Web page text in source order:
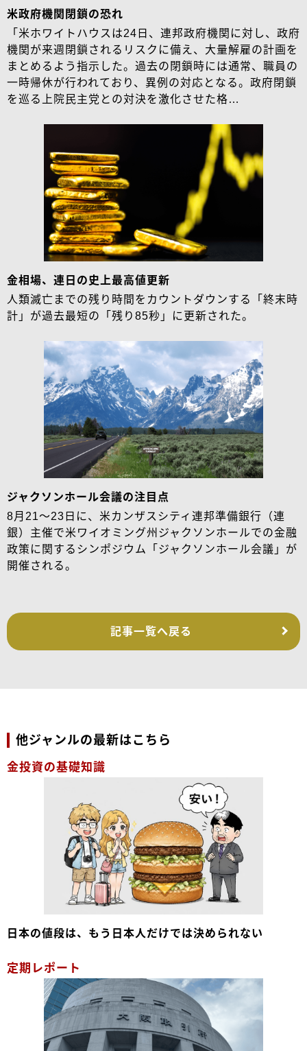
米政府機関閉鎖の恐れ
「米ホワイトハウスは24日、連邦政府機関に対し、政府
機関が来週閉鎖されるリスクに備え、大量解雇の計画を
まとめるよう指示した。過去の閉鎖時には通常、職員の
一時帰休が行われており、異例の対応となる。政府閉鎖
を巡る上院民主党との対決を激化させた格…
金相場、連日の史上最高値更新
人類滅亡までの残り時間をカウントダウンする「終末時
計」が過去最短の「残り85秒」に更新された。
ジャクソンホール会議の注目点
8月21～23日に、米カンザスシティ連邦準備銀行（連
銀）主催で米ワイオミング州ジャクソンホールでの金融
政策に関するシンポジウム「ジャクソンホール会議」が
開催される。
記事一覧へ戻る
他ジャンルの最新はこちら
金投資の基礎知識
日本の値段は、もう日本人だけでは決められない
定期レポート